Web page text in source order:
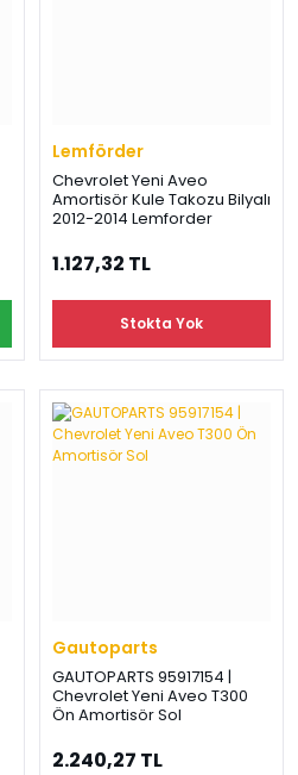
Lemförder
Chevrolet Yeni Aveo
Amortisör Kule Takozu Bilyalı
2012-2014 Lemforder
1.127,32 TL
Stokta Yok
Gautoparts
GAUTOPARTS 95917154 |
Chevrolet Yeni Aveo T300
Ön Amortisör Sol
2.240,27 TL